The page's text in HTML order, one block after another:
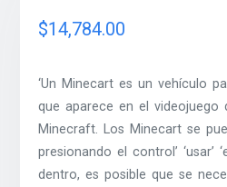
$14,784.00
‘Un Minecart es un vehículo
que aparece en el videojuego
Minecraft. Los Minecart se
presionando el control’ ‘usar’
dentro, es posible que se